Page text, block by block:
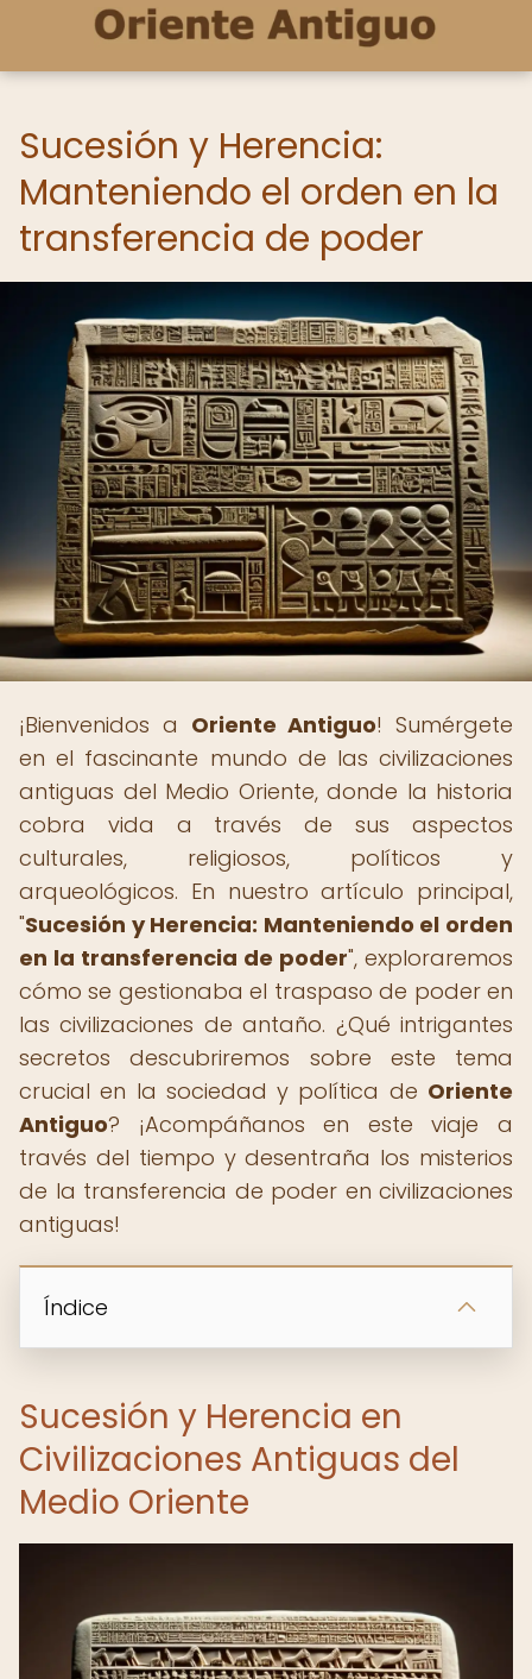
Sucesión y Herencia:
Manteniendo el orden en la
transferencia de poder
¡Bienvenidos a Oriente Antiguo! Sumérgete
en el fascinante mundo de las civilizaciones
antiguas del Medio Oriente, donde la historia
cobra vida a través de sus aspectos
culturales, religiosos, políticos y
arqueológicos. En nuestro artículo principal,
"Sucesión y Herencia: Manteniendo el orden
en la transferencia de poder", exploraremos
cómo se gestionaba el traspaso de poder en
las civilizaciones de antaño. ¿Qué intrigantes
secretos descubriremos sobre este tema
crucial en la sociedad y política de Oriente
Antiguo? ¡Acompáñanos en este viaje a
través del tiempo y desentraña los misterios
de la transferencia de poder en civilizaciones
antiguas!
Índice
Sucesión y Herencia en
Civilizaciones Antiguas del
Medio Oriente